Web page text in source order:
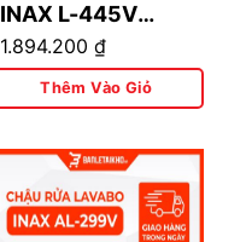
INAX L-445V
(L445V) Đặt Bàn
1.894.200 ₫
Thêm Vào Giỏ